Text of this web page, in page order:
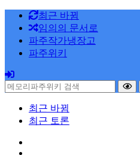
최근 바뀜
임의의 문서로
파주작가냉장고
파주위키
최근 바뀜
최근 토론